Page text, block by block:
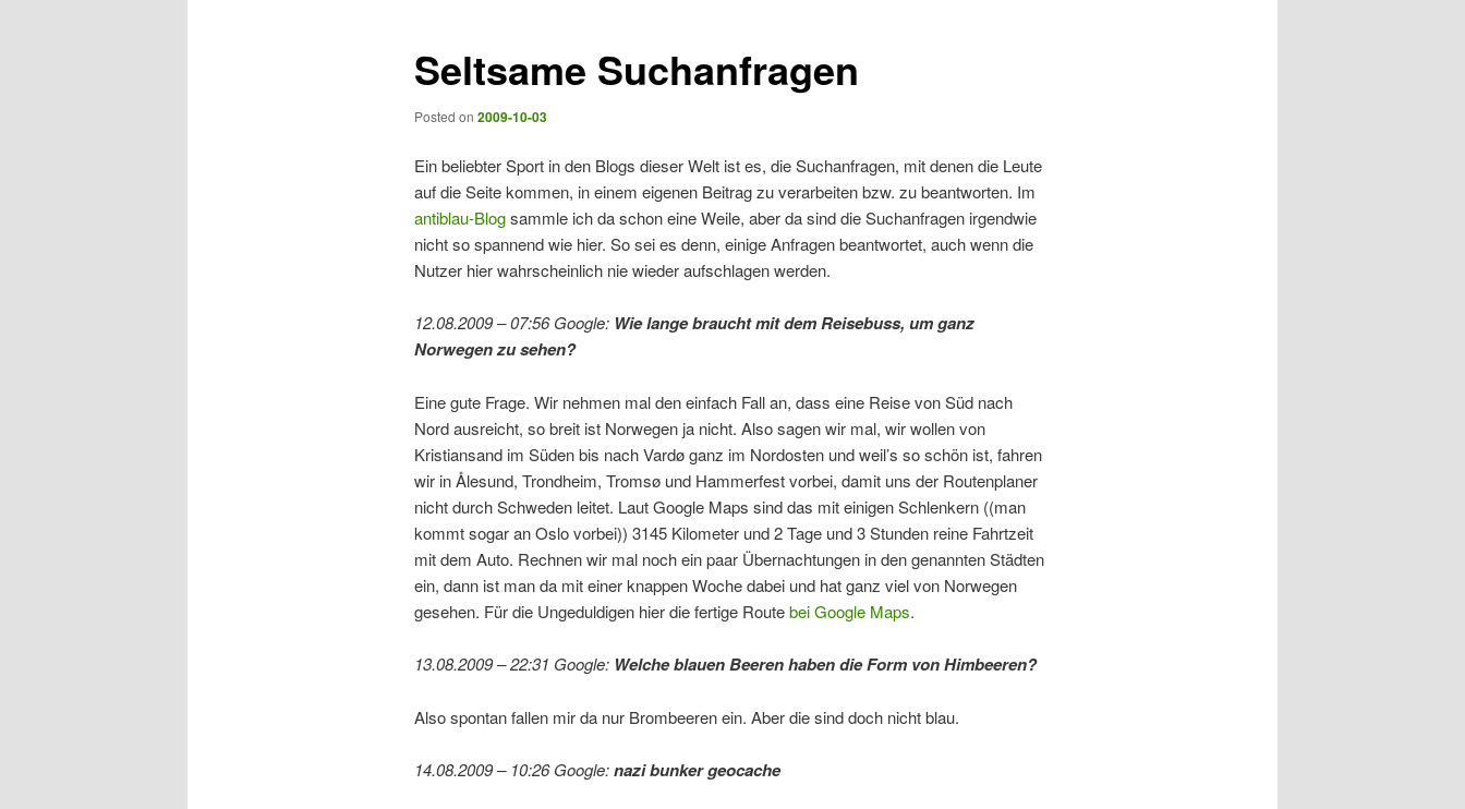
Seltsame Suchanfragen
Posted on 2009-10-03
Ein beliebter Sport in den Blogs dieser Welt ist es, die Suchanfragen, mit denen die Leute
auf die Seite kommen, in einem eigenen Beitrag zu verarbeiten bzw. zu beantworten. Im
antiblau-Blogsammle ich da schon eine Weile, aber da sind die Suchanfragen irgendwie
nicht so spannend wie hier. So sei es denn, einige Anfragen beantwortet, auch wenn die
Nutzer hier wahrscheinlich nie wieder aufschlagen werden.
12.08.2009 – 07:56 Google: Wie lange braucht mit dem Reisebuss, um ganz
Norwegen zu sehen?
Eine gute Frage. Wir nehmen mal den einfach Fall an, dass eine Reise von Süd nach
Nord ausreicht, so breit ist Norwegen ja nicht. Also sagen wir mal, wir wollen von
Kristiansand im Süden bis nach Vardø ganz im Nordosten und weil’s so schön ist, fahren
wir in Ålesund, Trondheim, Tromsø und Hammerfest vorbei, damit uns der Routenplaner
nicht durch Schweden leitet. Laut Google Maps sind das mit einigen Schlenkern ((man
kommt sogar an Oslo vorbei)) 3145 Kilometer und 2 Tage und 3 Stunden reine Fahrtzeit
mit dem Auto. Rechnen wir mal noch ein paar Übernachtungen in den genannten Städten
ein, dann ist man da mit einer knappen Woche dabei und hat ganz viel von Norwegen
gesehen. Für die Ungeduldigen hier die fertige Routebei Google Maps.
13.08.2009 – 22:31 Google: Welche blauen Beeren haben die Form von Himbeeren?
Also spontan fallen mir da nur Brombeeren ein. Aber die sind doch nicht blau.
14.08.2009 – 10:26 Google:nazi bunker geocache